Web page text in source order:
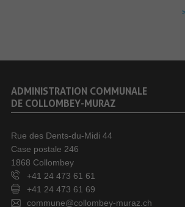
ADMINISTRATION COMMUNALE
DE COLLOMBEY-MURAZ
Rue des Dents-du-Midi 44
Case postale 246
1868 Collombey
+41 24 473 61 61
+41 24 473 61 69
commune@collombey-muraz.ch